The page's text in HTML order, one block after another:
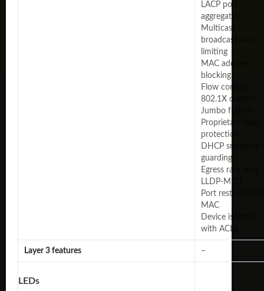
LACP port
aggregation
Multicast /
broadcast rate
limiting
MAC address
blocking
Flow control
802.1X control
Jumbo frames
Proprietary loop
protection
DHCP snooping
guarding
Egress rate limit
LLDP-MED
Port restricted by
MAC
Device isolation
with ACLs
Layer 3 features –
LEDs